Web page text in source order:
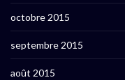
octobre 2015
septembre 2015
août 2015